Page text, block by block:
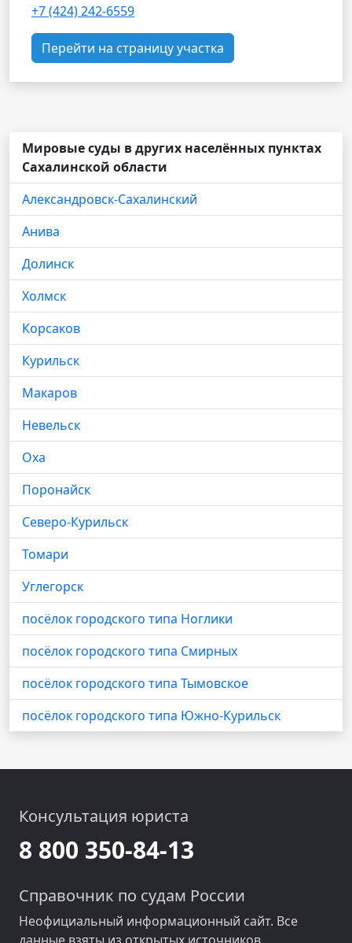
+7 (424) 242-6559
Перейти на страницу участка
Мировые суды в других населённых пунктах
Сахалинской области
Александровск-Сахалинский
Анива
Долинск
Холмск
Корсаков
Курильск
Макаров
Невельск
Оха
Поронайск
Северо-Курильск
Томари
Углегорск
посёлок городского типа Ноглики
посёлок городского типа Смирных
посёлок городского типа Тымовское
посёлок городского типа Южно-Курильск
Консультация юриста
8 800 350-84-13
Справочник по судам России
Неофициальный информационный сайт. Все